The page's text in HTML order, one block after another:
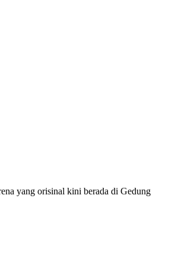
yang orisinal kini berada di Gedung